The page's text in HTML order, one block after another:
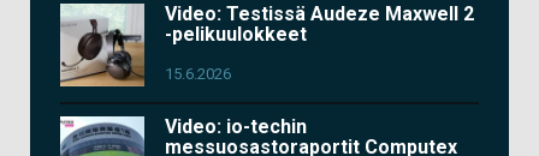
Video: Testissä Audeze Maxwell 2
-pelikuulokkeet
15.6.2026
Video: io-techin
messuosastoraportit Computex